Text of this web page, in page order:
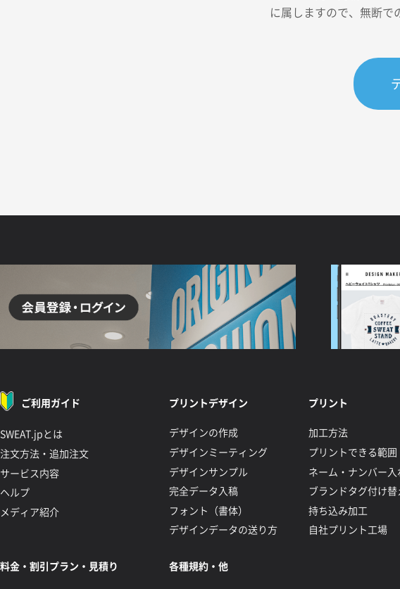
に属しますので、無断で
ご利用ガイド
SWEAT.jpとは
注文方法・追加注文
サービス内容
ヘルプ
メディア紹介
プリントデザイン
デザインの作成
デザインミーティング
デザインサンプル
完全データ入稿
フォント（書体）
デザインデータの送り方
プリント
加工方法
プリントできる範囲
ネーム・ナンバー入
ブランドタグ付け替
持ち込み加工
自社プリント工場
料金・割引プラン・見積り 各種規約・他